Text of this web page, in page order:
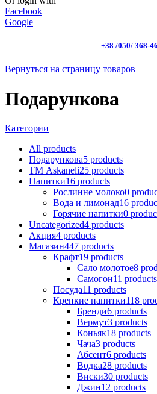
Facebook
Google
+38 /050/ 368-
Вернуться на страницу товаров
Подарункова
Категории
All products
Подарункова5 products
ТМ Askaneli25 products
Напитки16 products
Рослинне молоко0
Вода и лимонад16
Горячие напитки0
Uncategorized4 products
Акция4 products
Магазин447 products
Крафт19 products
Сало молотое8
Самогон11 products
Посуда11 products
Крепкие напитки118
Бренди6 products
Вермут3 products
Коньяк18 products
Чача3 products
Абсент6 products
Водка28 products
Виски30 products
Джин12 products